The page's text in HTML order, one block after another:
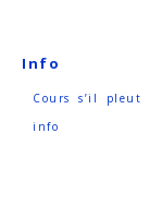
Info
Cours s’il pleut
info